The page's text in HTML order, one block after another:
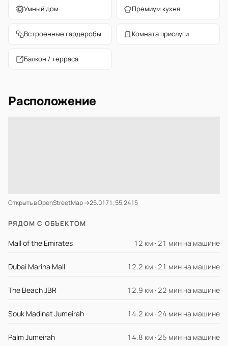
Умный дом Премиум кухня
Встроенные гардеробы Комната прислуги
Балкон / терраса
Расположение
Открыть в OpenStreetMap →25.0171, 55.2415
РЯДОМ С ОБЪЕКТОМ
Mall of the Emirates 12 км · 21 мин на машине
Dubai Marina Mall 12.2 км · 21 мин на машине
The Beach JBR 12.9 км · 22 мин на машине
Souk Madinat Jumeirah 14.2 км · 24 мин на машине
Palm Jumeirah 14.8 км · 25 мин на машине